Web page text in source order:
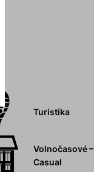
Turistika
Volnočasové –
Casual